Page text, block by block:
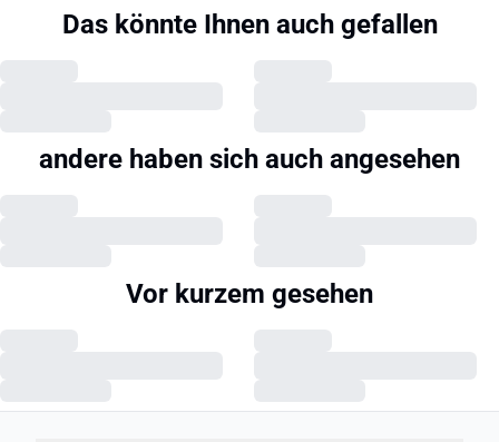
Das könnte Ihnen auch gefallen
andere haben sich auch angesehen
Vor kurzem gesehen